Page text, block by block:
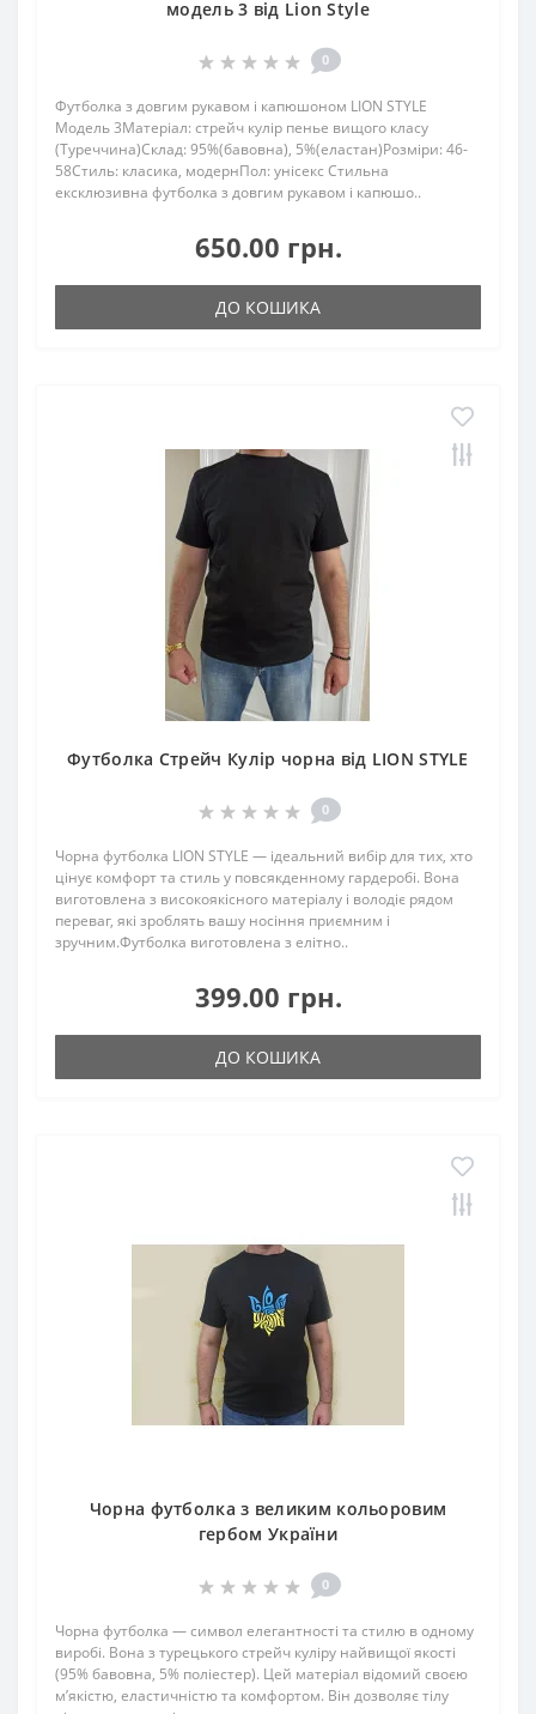
модель 3 від Lion Style
0
Футболка з довгим рукавом і капюшоном LION STYLE
Модель 3Матеріал: стрейч кулір пенье вищого класу
(Туреччина)Склад: 95%(бавовна), 5%(еластан)Розміри: 46-
58Стиль: класика, модернПол: унісекс Стильна
ексклюзивна футболка з довгим рукавом і капюшо..
650.00 грн.
ДО КОШИКА
Футболка Стрейч Кулір чорна від LION STYLE
0
Чорна футболка LION STYLE — ідеальний вибір для тих, хто
цінує комфорт та стиль у повсякденному гардеробі. Вона
виготовлена з високоякісного матеріалу і володіє рядом
переваг, які зроблять вашу носіння приємним і
зручним.Футболка виготовлена з елітно..
399.00 грн.
ДО КОШИКА
Чорна футболка з великим кольоровим
гербом України
0
Чорна футболка — символ елегантності та стилю в одному
виробі. Вона з турецького стрейч куліру найвищої якості
(95% бавовна, 5% поліестер). Цей матеріал відомий своєю
м’якістю, еластичністю та комфортом. Він дозволяє тілу